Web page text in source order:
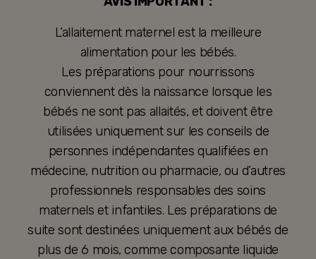
L’allaitement maternel est la meilleure
alimentation pour les bébés.
Les préparations pour nourrissons
conviennent dès la naissance lorsque les
bébés ne sont pas allaités, et doivent être
utilisées uniquement sur les conseils de
personnes indépendantes qualifiées en
médecine, nutrition ou pharmacie, ou d’autres
professionnels responsables des soins
maternels et infantiles. Les préparations de
suite sont destinées uniquement aux bébés de
plus de 6 mois, comme composante liquide